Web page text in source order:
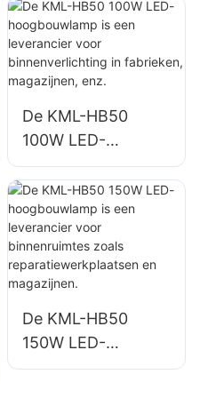
binnenverlichting in
fabrieken,
magazijnen, enz.
De KML-HB50
100W LED-
hoogbouwlamp is
een leverancier
voor
binnenverlichting in
fabrieken,
magazijnen, enz.
De KML-HB50
150W LED-
hoogbouwlamp is